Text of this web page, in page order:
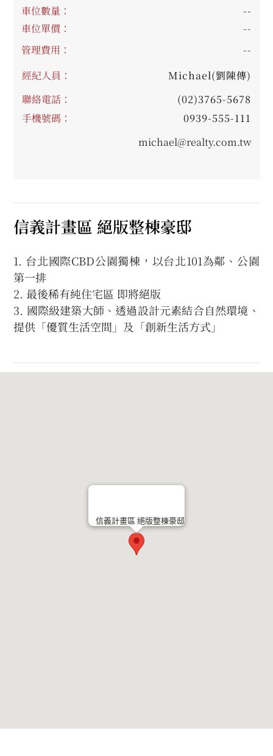
車位數量：
--
車位單價：
--
管理費用：
--
經紀人員：
Michael(劉陳傳)
聯絡電話：
(02)3765-5678
手機號碼：
0939-555-111
michael@realty.com.tw
信義計畫區 絕版整棟豪邸
1. 台北國際CBD公園獨棟，以台北101為鄰、公園
第一排
2. 最後稀有純住宅區 即將絕版
3. 國際級建築大師、透過設計元素結合自然環境、
提供「優質生活空間」及「創新生活方式」
信義計畫區 絕版整棟豪邸